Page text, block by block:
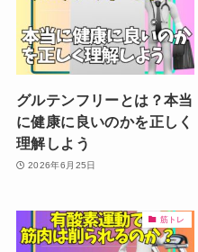
グルテンフリーとは？本当
に健康に良いのかを正しく
理解しよう
2026年6月25日
筋トレ